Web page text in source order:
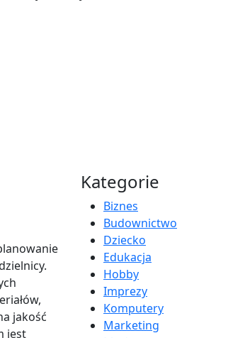
jakość
jest
Kategorie
Biznes
Budownictwo
Dziecko
Edukacja
Hobby
Imprezy
Komputery
Marketing